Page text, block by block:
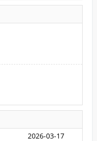
2026-03-17